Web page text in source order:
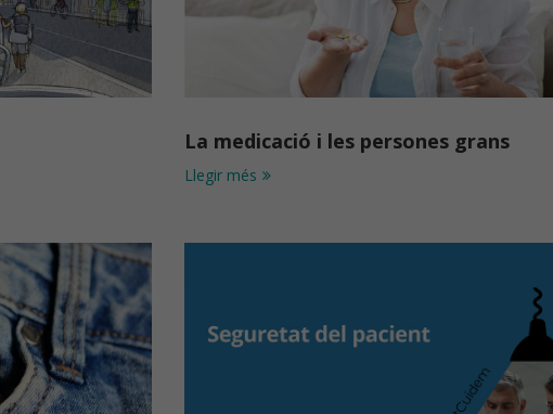
La medicació i les persones grans
Llegir més